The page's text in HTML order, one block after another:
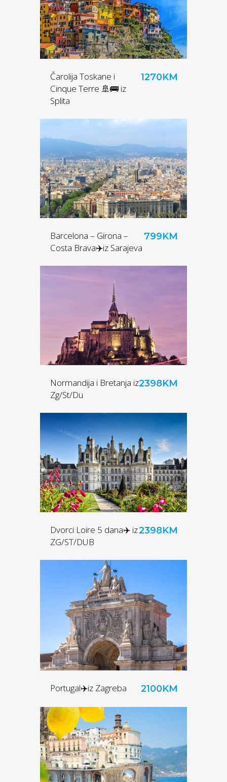
Čarolija Toskane i
Cinque Terre 🚢🚌 iz
Splita
1270KM
Barcelona – Girona –
Costa Brava✈️iz Sarajeva
799KM
Normandija i Bretanja iz
Zg/St/Du
2398KM
Dvorci Loire 5 dana✈️ iz
ZG/ST/DUB
2398KM
Portugal✈️iz Zagreba 2100KM